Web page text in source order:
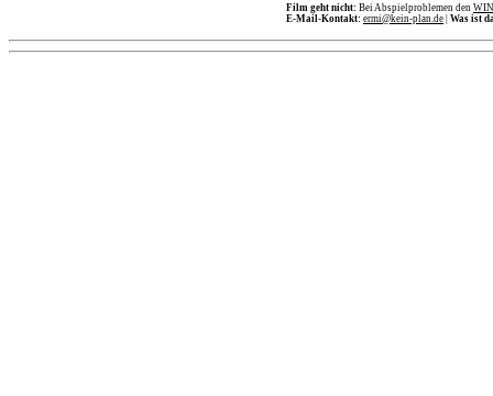
Film geht nicht: Bei Abspielproblemen den
E-Mail-Kontakt: ermi@kein-plan.de Was ist